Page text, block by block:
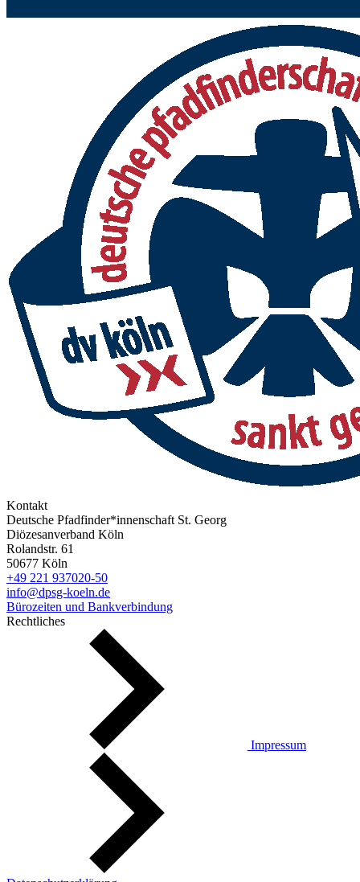
Kontakt
Deutsche Pfadfinder*innenschaft St. Georg
Diözesanverband Köln
Rolandstr. 61
50677 Köln
+49 221 937020-50
info@dpsg-koeln.de
Bürozeiten und Bankverbindung
Rechtliches
Impressum